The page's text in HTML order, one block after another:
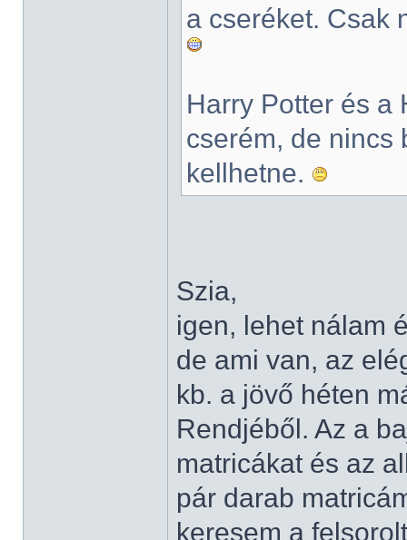
a cseréket. Csak
Harry Potter és a
cserém, de nincs
kellhetne.
Szia,
igen, lehet nálam
de ami van, az
kb. a jövő héten
Rendjéből. Az a
matricákat és az
pár darab
keresem a